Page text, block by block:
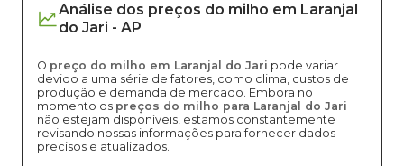
Análise dos preços do milho em Laranjal
do Jari - AP
O preço do milho em Laranjal do Jari pode variar
devido a uma série de fatores, como clima, custos de
produção e demanda de mercado. Embora no
momento os preços do milho para Laranjal do Jari
não estejam disponíveis, estamos constantemente
revisando nossas informações para fornecer dados
precisos e atualizados.